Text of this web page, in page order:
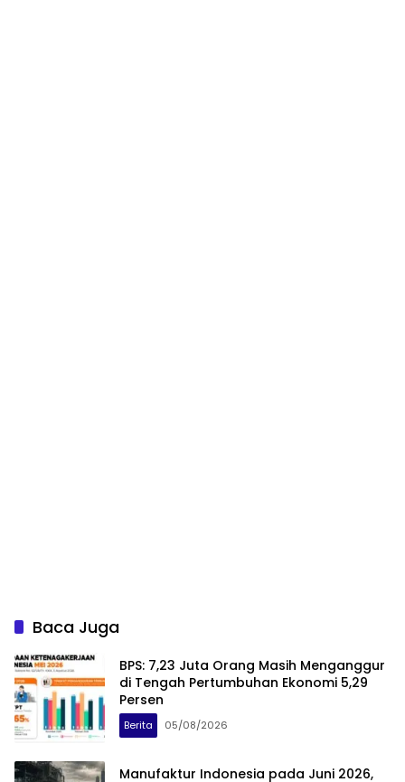
Baca Juga
BPS: 7,23 Juta Orang Masih Menganggur
di Tengah Pertumbuhan Ekonomi 5,29
Persen
Berita 05/08/2026
Manufaktur Indonesia pada Juni 2026,